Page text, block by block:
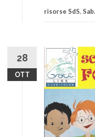
risorse SdS,
28
OTT